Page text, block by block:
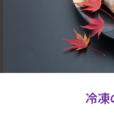
冷凍